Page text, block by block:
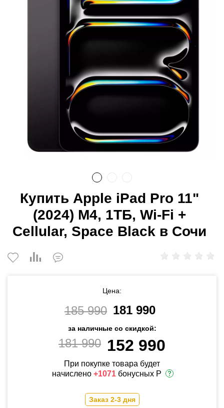
Купить Apple iPad Pro 11"
(2024) M4, 1ТБ, Wi-Fi +
Cellular, Space Black в Сочи
Цена:
185 990 181 990
за наличные со скидкой:
181 990 152 990
При покупке товара будет
начислено +1071бонусных Р
Заказ 2-3 дня